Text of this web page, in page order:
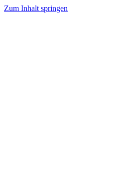
Zum Inhalt springen